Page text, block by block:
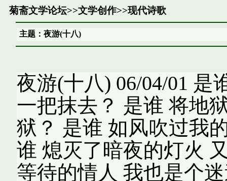
菊斋文学论坛>>文学创作>>现代诗歌
主题：夜游(十八)
夜游(十八) 06/04/01 是
一把抹去？ 是谁 将地
狱？ 是谁 如风吹过我
谁 熄灭了暗夜的灯火
等待的情人 我也是个